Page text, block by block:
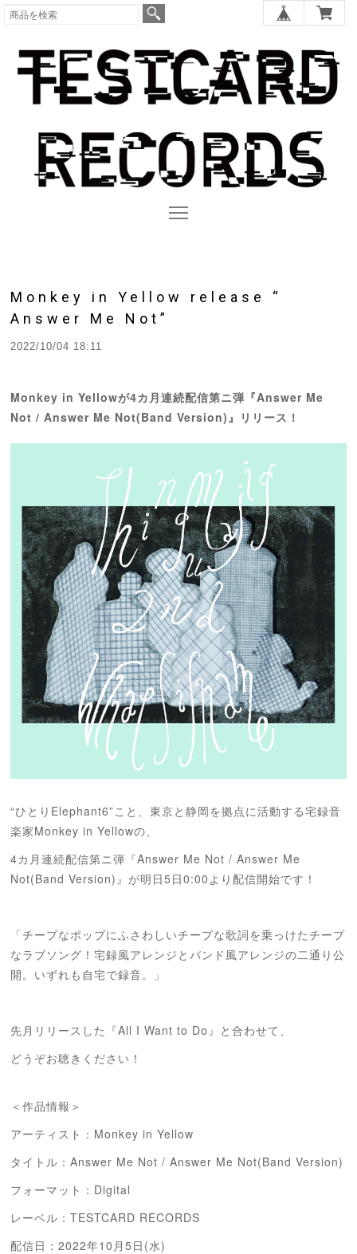
Monkey in Yellow release “
Answer Me Not”
2022/10/04 18:11
Monkey in Yellowが4カ月連続配信第ニ弾『Answer Me
Not / Answer Me Not(Band Version) 』リリース！
“ひとりElephant6”こと、東京と静岡を拠点に活動する宅録音
楽家Monkey in Yellowの、
4カ月連続配信第ニ弾『Answer Me Not / Answer Me
Not(Band Version)』が明日5日0:00より配信開始です！
「チープなポップにふさわしいチープな歌詞を乗っけたチープ
なラブソング！宅録風アレンジとバンド風アレンジの二通り公
開。いずれも自宅で録音。」
先月リリースした『All I Want to Do』と合わせて、
どうぞお聴きください！
＜作品情報＞
アーティスト：Monkey in Yellow
タイトル：Answer Me Not / Answer Me Not(Band Version)
フォーマット：Digital
レーベル：TESTCARD RECORDS
配信日：2022年10月5日(水)